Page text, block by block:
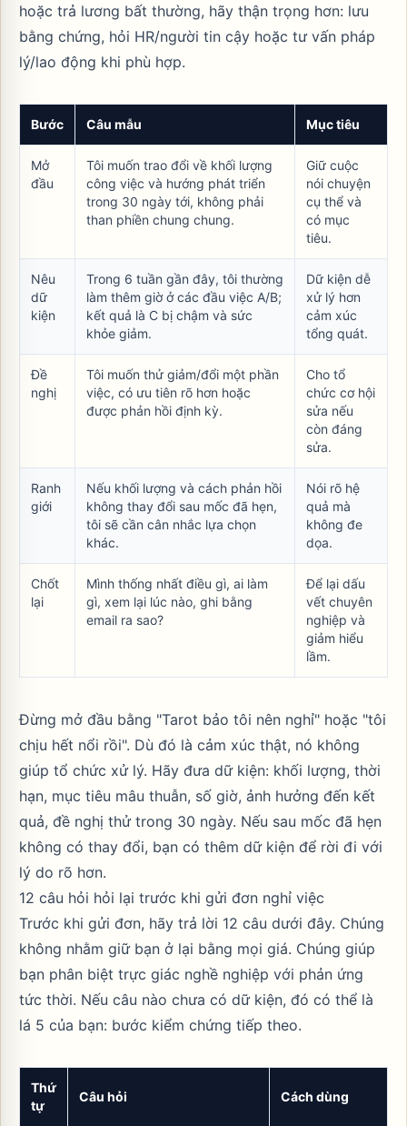
hoặc trả lương bất thường, hãy thận trọng hơn: lưu
bằng chứng, hỏi HR/người tin cậy hoặc tư vấn pháp
lý/lao động khi phù hợp.
Bước Câu mẫu Mục tiêu
Mở
đầu
Tôi muốn trao đổi về khối lượng
công việc và hướng phát triển
trong 30 ngày tới, không phải
than phiền chung chung.
Giữ cuộc
nói chuyện
cụ thể và
có mục
tiêu.
Nêu
dữ
kiện
Trong 6 tuần gần đây, tôi thường
làm thêm giờ ở các đầu việc A/B;
kết quả là C bị chậm và sức
khỏe giảm.
Dữ kiện dễ
xử lý hơn
cảm xúc
tổng quát.
Đề
nghị
Tôi muốn thử giảm/đổi một phần
việc, có ưu tiên rõ hơn hoặc
được phản hồi định kỳ.
Cho tổ
chức cơ hội
sửa nếu
còn đáng
sửa.
Ranh
giới
Nếu khối lượng và cách phản hồi
không thay đổi sau mốc đã hẹn,
tôi sẽ cần cân nhắc lựa chọn
khác.
Nói rõ hệ
quả mà
không đe
dọa.
Chốt
lại
Mình thống nhất điều gì, ai làm
gì, xem lại lúc nào, ghi bằng
email ra sao?
Để lại dấu
vết chuyên
nghiệp và
giảm hiểu
lầm.
Đừng mở đầu bằng "Tarot bảo tôi nên nghỉ" hoặc "tôi
chịu hết nổi rồi". Dù đó là cảm xúc thật, nó không
giúp tổ chức xử lý. Hãy đưa dữ kiện: khối lượng, thời
hạn, mục tiêu mâu thuẫn, số giờ, ảnh hưởng đến kết
quả, đề nghị thử trong 30 ngày. Nếu sau mốc đã hẹn
không có thay đổi, bạn có thêm dữ kiện để rời đi với
lý do rõ hơn.
12 câu hỏi hỏi lại trước khi gửi đơn nghỉ việc
Trước khi gửi đơn, hãy trả lời 12 câu dưới đây. Chúng
không nhằm giữ bạn ở lại bằng mọi giá. Chúng giúp
bạn phân biệt trực giác nghề nghiệp với phản ứng
tức thời. Nếu câu nào chưa có dữ kiện, đó có thể là
lá 5 của bạn: bước kiểm chứng tiếp theo.
Thứ
tự
Câu hỏi Cách dùng